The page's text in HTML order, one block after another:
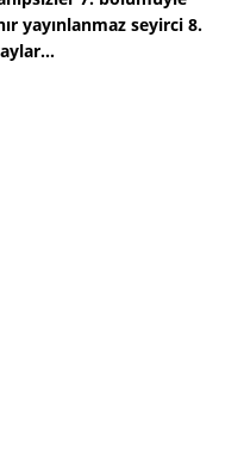
yayınlanmaz seyirci 8.